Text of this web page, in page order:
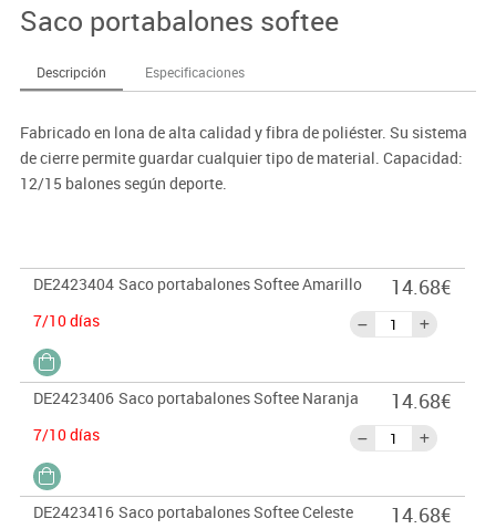
Saco portabalones softee
Descripción Especificaciones
Fabricado en lona de alta calidad y fibra de poliéster. Su sistema
de cierre permite guardar cualquier tipo de material. Capacidad:
12/15 balones según deporte.
DE2423404 Saco portabalones Softee Amarillo
7/10 días
14.68€
DE2423406 Saco portabalones Softee Naranja
7/10 días
14.68€
DE2423416 Saco portabalones Softee Celeste
14.68€